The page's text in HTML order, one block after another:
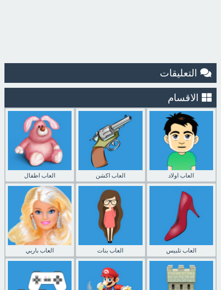
التعليقات
الاقسام
العاب اطفال العاب اكشن العاب اولاد
العاب باربي العاب بنات العاب تلبيس